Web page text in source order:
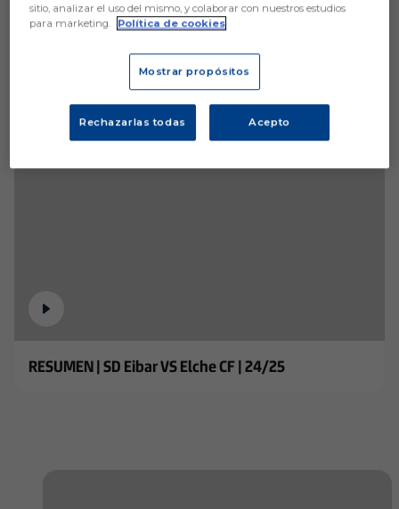
RESUMEN | SD Eibar VS Elche CF | 24/25
sitio, analizar el uso del mismo, y colaborar con nuestros estudios
para marketing.
Política de cookies
Mostrar propósitos
Rechazarlas todas Acepto